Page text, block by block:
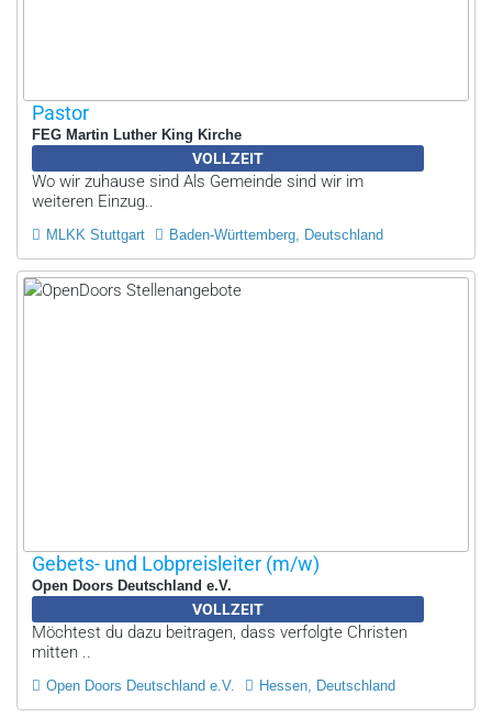
Pastor
FEG Martin Luther King Kirche
VOLLZEIT
Wo wir zuhause sind Als Gemeinde sind wir im
weiteren Einzug..
MLKK Stuttgart Baden-Württemberg, Deutschland
Gebets- und Lobpreisleiter (m/w)
Open Doors Deutschland e.V.
VOLLZEIT
Möchtest du dazu beitragen, dass verfolgte Christen
mitten ..
Open Doors Deutschland e.V. Hessen, Deutschland